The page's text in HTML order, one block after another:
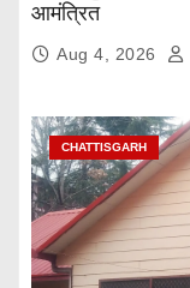
आमंत्रित
Aug 4, 2026
CHATTISGARH